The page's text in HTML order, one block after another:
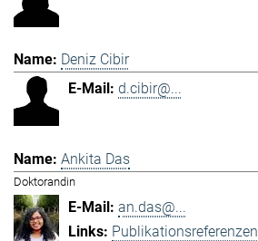
Deniz Cibir
d.cibir@...
Ankita Das
Doktorandin
an.das@...
Publikationsreferenzen